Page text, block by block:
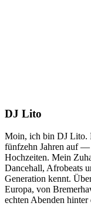
DJ Lito
Moin, ich bin DJ Lito.
fünfzehn Jahren auf —
Hochzeiten. Mein
Dancehall, Afrobeats
Generation kennt.
Europa, von
echten Abenden